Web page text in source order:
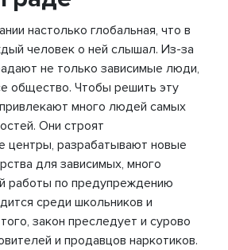
настолько глобальная, что в
человек о ней слышал. Из-за
не только зависимые люди,
общество. Чтобы решить эту
много людей самых
Они строят
центры, разрабатывают новые
для зависимых, много
работы по предупреждению
среди школьников и
закон преследует и сурово
и продавцов наркотиков.